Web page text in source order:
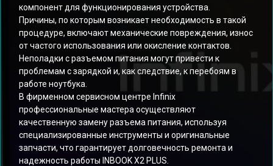
компонент для функционирования устройства.
Причины, по которым возникает необходимость в такой
процедуре, включают механические повреждения, износ
от частого использования или окисление контактов.
Неполадки с разъемом питания могут привести к
проблемам с зарядкой и, как следствие, к перебоям в
работе ноутбука.
В фирменном сервисном центре Infinix
профессиональные мастера осуществляют
качественную замену разъема питания, используя
специализированные инструменты и оригинальные
запчасти, что гарантирует долговечность ремонта и
надежность работы INBOOK X2 PLUS.